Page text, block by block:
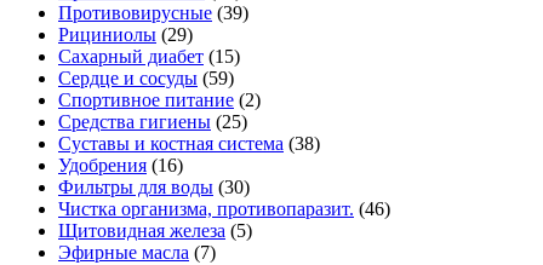
Противовирусные (39)
Рициниолы (29)
Сахарный диабет (15)
Сердце и сосуды (59)
Спортивное питание (2)
Средства гигиены (25)
Суставы и костная система (38)
Удобрения (16)
Фильтры для воды (30)
Чистка организма, противопаразит. (46)
Щитовидная железа (5)
Эфирные масла (7)